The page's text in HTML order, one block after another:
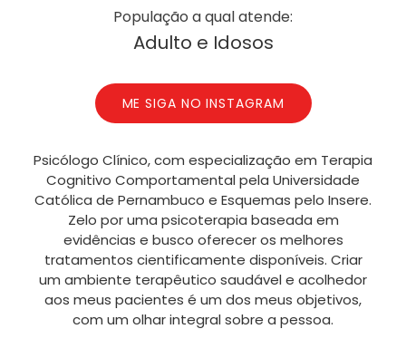
População a qual atende:
Adulto e Idosos
ME SIGA NO INSTAGRAM
Psicólogo Clínico, com especialização em Terapia
Cognitivo Comportamental pela Universidade
Católica de Pernambuco e Esquemas pelo Insere.
Zelo por uma psicoterapia baseada em
evidências e busco oferecer os melhores
tratamentos cientificamente disponíveis. Criar
um ambiente terapêutico saudável e acolhedor
aos meus pacientes é um dos meus objetivos,
com um olhar integral sobre a pessoa.